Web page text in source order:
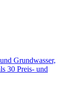
Grundwasser,
30 Preis- und